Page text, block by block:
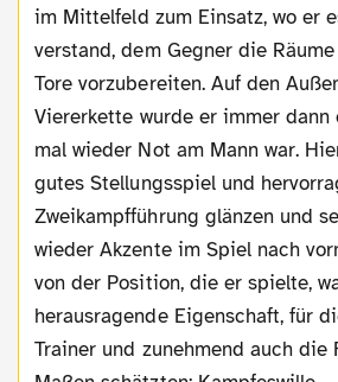
im Mittelfeld zum Einsatz, wo er
verstand, dem Gegner die
Tore vorzubereiten. Auf den
Viererkette wurde er immer dann
mal wieder Not am Mann war.
gutes Stellungsspiel und
Zweikampfführung glänzen und
wieder Akzente im Spiel nach
von der Position, die er spielte,
herausragende Eigenschaft, für
Trainer und zunehmend auch die